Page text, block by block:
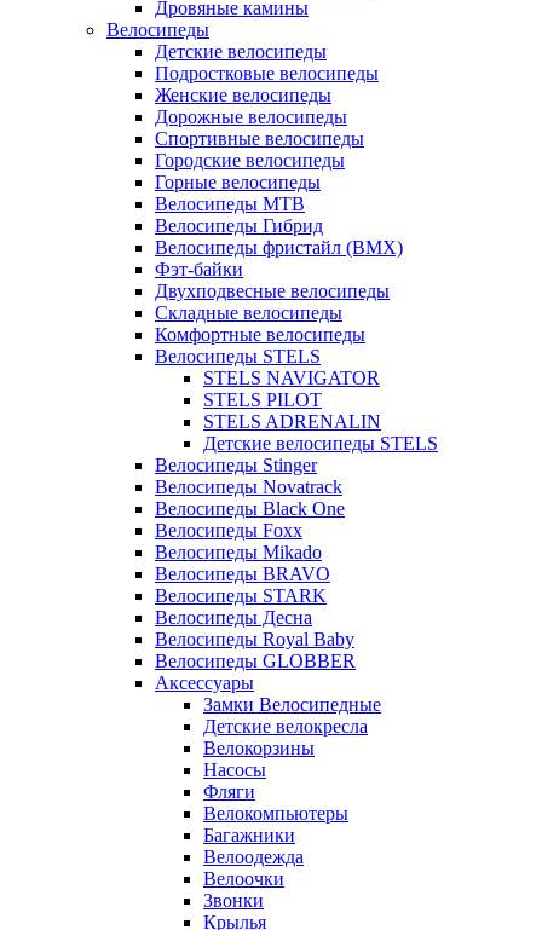
Дровяные камины
Велосипеды
Детские велосипеды
Подростковые велосипеды
Женские велосипеды
Дорожные велосипеды
Спортивные велосипеды
Городские велосипеды
Горные велосипеды
Велосипеды MTB
Велосипеды Гибрид
Велосипеды фристайл (BMX)
Фэт-байки
Двухподвесные велосипеды
Складные велосипеды
Комфортные велосипеды
Велосипеды STELS
STELS NAVIGATOR
STELS PILOT
STELS ADRENALIN
Детские велосипеды STELS
Велосипеды Stinger
Велосипеды Novatrack
Велосипеды Black One
Велосипеды Foxx
Велосипеды Mikado
Велосипеды BRAVO
Велосипеды STARK
Велосипеды Десна
Велосипеды Royal Baby
Велосипеды GLOBBER
Аксессуары
Замки Велосипедные
Детские велокресла
Велокорзины
Насосы
Фляги
Велокомпьютеры
Багажники
Велоодежда
Велоочки
Звонки
Крылья